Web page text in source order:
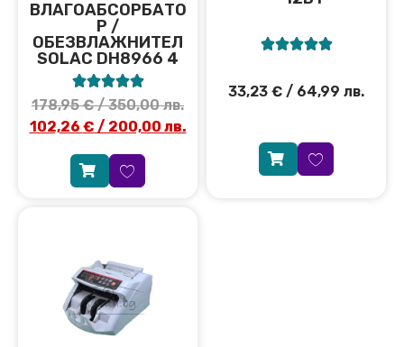
ВЛАГОАБСОРБАТО
Р /
ОБЕЗВЛАЖНИТЕЛ
SOLAC DH8966 4

178,95€/ 350,00 лв.
102,26 € / 200,00 лв.

33,23 € / 64,99 лв.